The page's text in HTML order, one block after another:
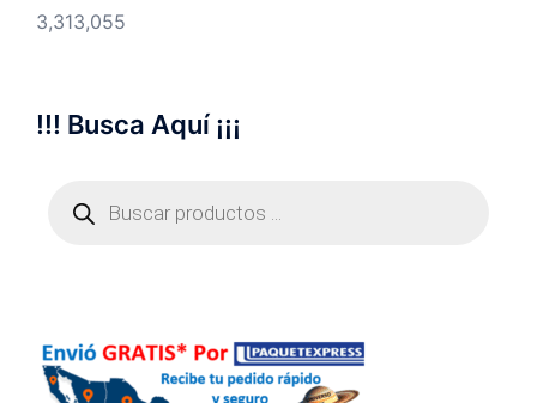
3,313,055
!!! Busca Aquí ¡¡¡
productos